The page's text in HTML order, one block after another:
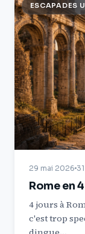
ESCAPADES
29 mai 2026
Rome en
4 jours à
c'est trop